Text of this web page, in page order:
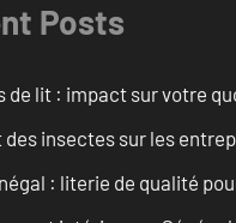
Posts
de lit : impact sur votre
des insectes sur les
: literie de qualité